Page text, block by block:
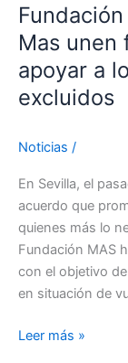
Mas unen
apoyar a
excluidos
Noticias /
En Sevilla, el
acuerdo que
quienes más lo
Fundación MAS
con el objetivo
en situación de
y
Fundación
unen
fuerzas
Sevilla
apoyar
a
los
más
vulnerables
y
Leer más »